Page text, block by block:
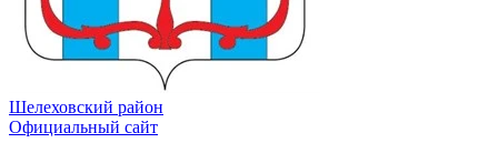
Шелеховский район
Официальный сайт